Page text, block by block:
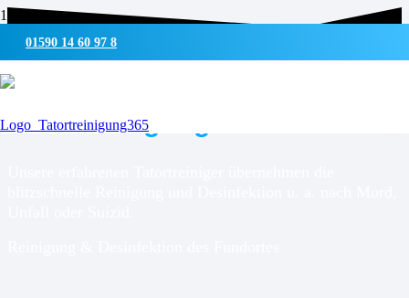
01590 14 60 97 8
UMWELTSCHONENDE REINIGUNG & DESINFEKTION
Tatortreinigung für